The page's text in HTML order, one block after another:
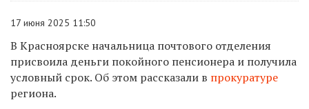
17 июня 2025 11:50
В Красноярске начальница почтового отделения
присвоила деньги покойного пенсионера и получила
условный срок. Об этом рассказали в прокуратуре
региона.